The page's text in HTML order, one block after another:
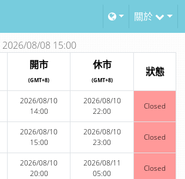
關於
2026/08/08 15:00
開市
(GMT+8)
休市
(GMT+8)
狀態
2026/08/10
14:00
2026/08/10
22:00
Closed
2026/08/10
15:00
2026/08/10
23:00
Closed
2026/08/10
20:00
2026/08/11
05:00
Closed